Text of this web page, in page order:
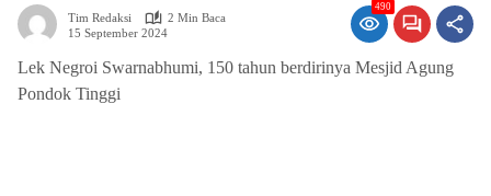
Tim Redaksi
2 Min Baca
15 September 2024
490
Lek Negroi Swarnabhumi, 150 tahun berdirinya Mesjid Agung
Pondok Tinggi